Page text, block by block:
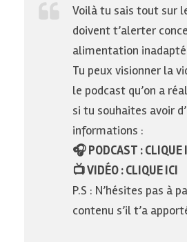
Voilà tu sais tout sur
doivent t’alerter
alimentation
Tu peux visionner la
le podcast qu’on a
si tu souhaites avoir
informations :
🎧 PODCAST :CLIQUE
📺 VIDÉO :CLIQUE ICI
P.S : N’hésites pas à
contenu s’il t’a